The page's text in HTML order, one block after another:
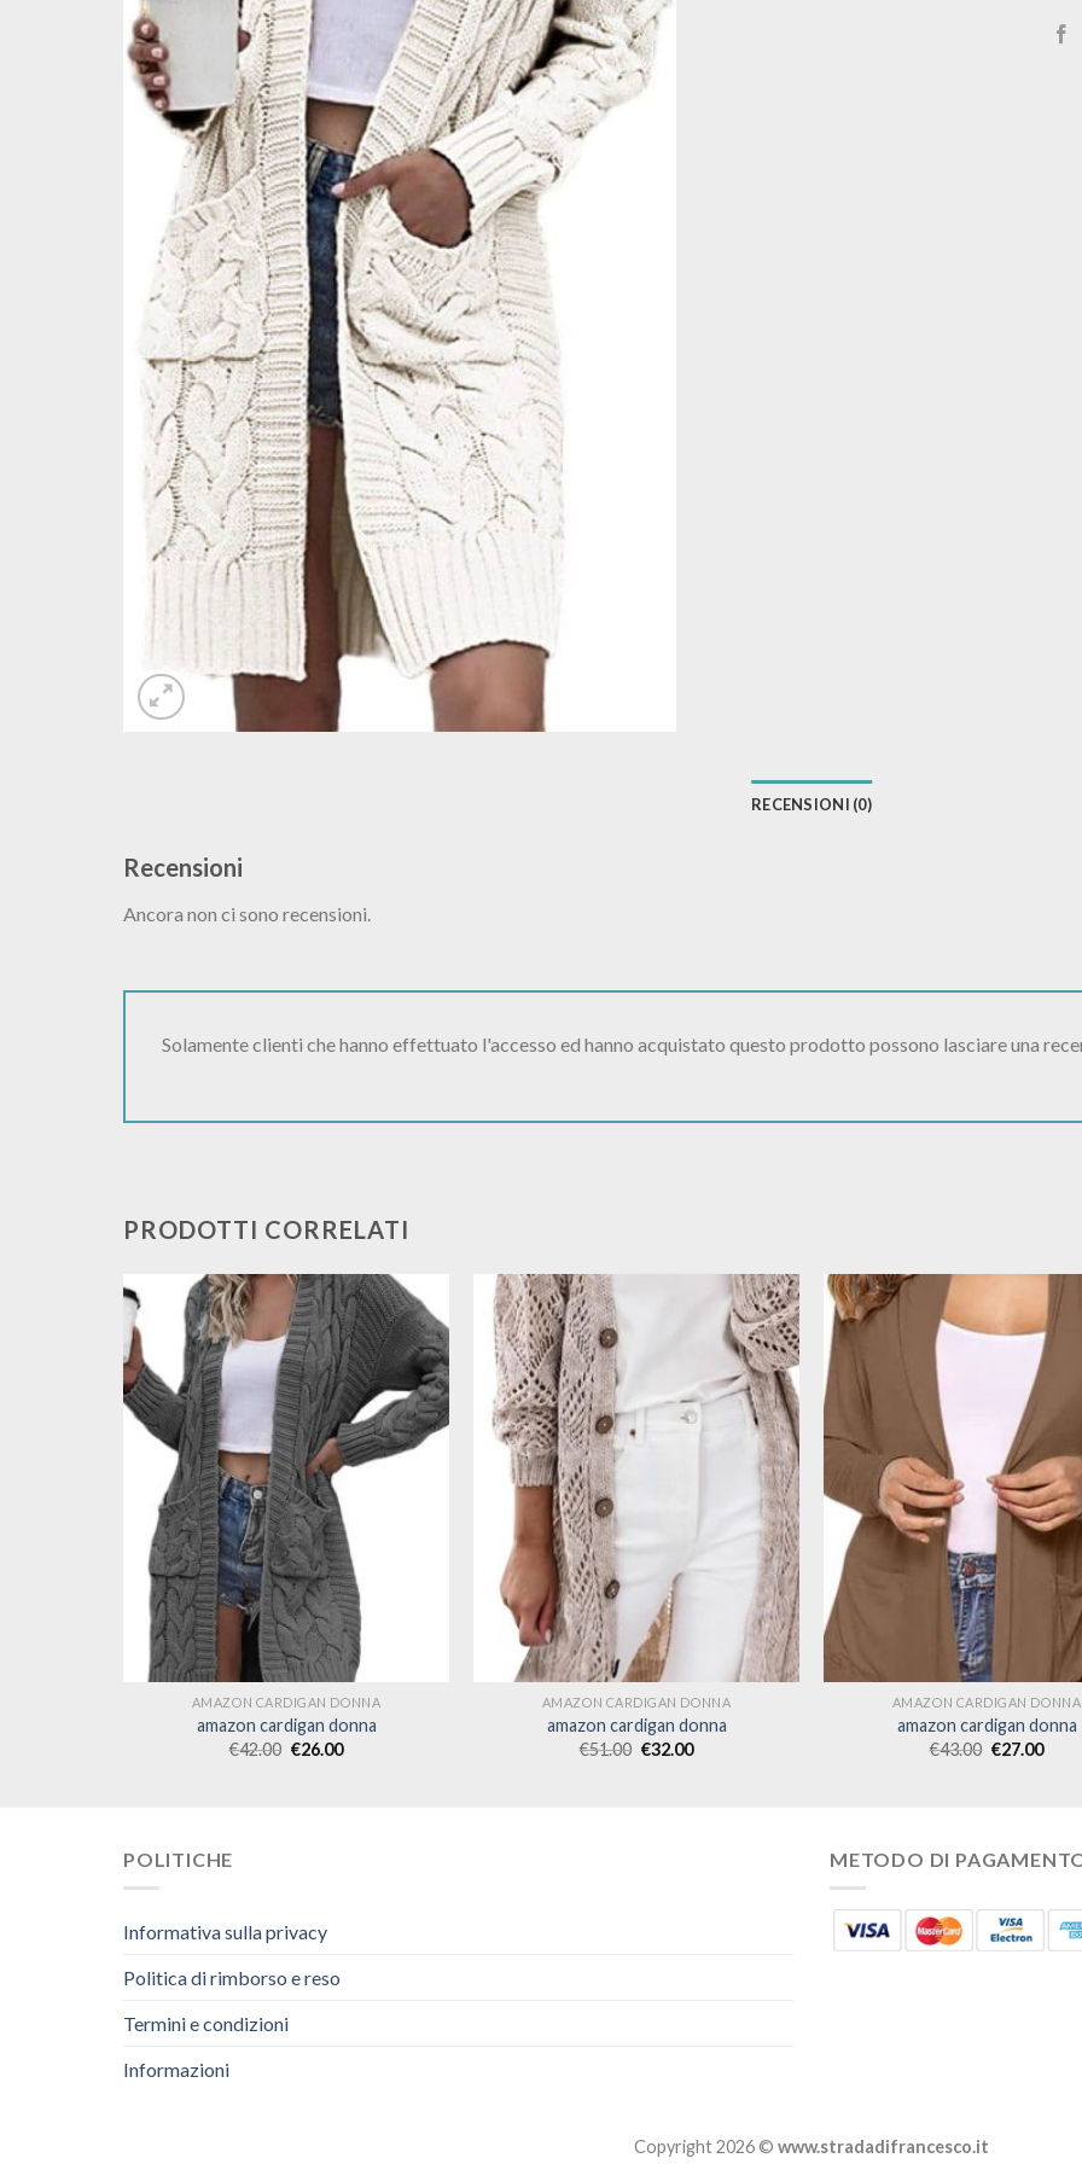
RECENSIONI (0)
Recensioni
Ancora non ci sono recensioni.
Solamente clienti che hanno effettuato l'accesso ed hanno acquistato questo prodotto possono lasciare una
PRODOTTI CORRELATI
AMAZON CARDIGAN DONNA
amazon cardigan donna
€42.00 €26.00
AMAZON CARDIGAN DONNA
amazon cardigan donna
€51.00 €32.00
AMAZON CARDIGAN DONNA
amazon cardigan donna
€43.00 €27.00
POLITICHE
Informativa sulla privacy
Politica di rimborso e reso
Termini e condizioni
Informazioni
METODO DI
Copyright 2026 © www.stradadifrancesco.it